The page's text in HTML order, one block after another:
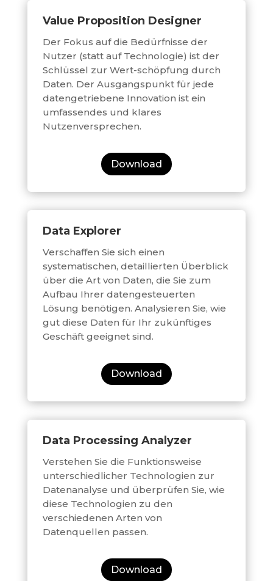
Value Proposition Designer
Der Fokus auf die Bedürfnisse der
Nutzer (statt auf Technologie) ist der
Schlüssel zur Wert-schöpfung durch
Daten. Der Ausgangspunkt für jede
datengetriebene Innovation ist ein
umfassendes und klares
Nutzenversprechen.
Download
Data Explorer
Verschaffen Sie sich einen
systematischen, detaillierten Überblick
über die Art von Daten, die Sie zum
Aufbau Ihrer datengesteuerten
Lösung benötigen. Analysieren Sie, wie
gut diese Daten für Ihr zukünftiges
Geschäft geeignet sind.
Download
Data Processing Analyzer
Verstehen Sie die Funktionsweise
unterschiedlicher Technologien zur
Datenanalyse und überprüfen Sie, wie
diese Technologien zu den
verschiedenen Arten von
Datenquellen passen.
Download